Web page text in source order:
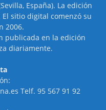
España). La edición
sitio digital comenzó su
2006.
publicada en la edición
diariamente.
Telf. 95 567 91 92